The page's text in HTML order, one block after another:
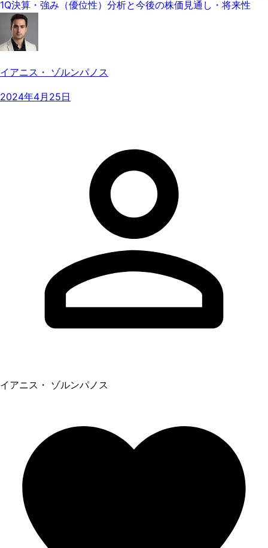
1Q決算・強み（優位性）分析と今後の株価見通し・将来性
イアニス・ ゾルンパノス
2024年4月25日
イアニス・ ゾルンパノス